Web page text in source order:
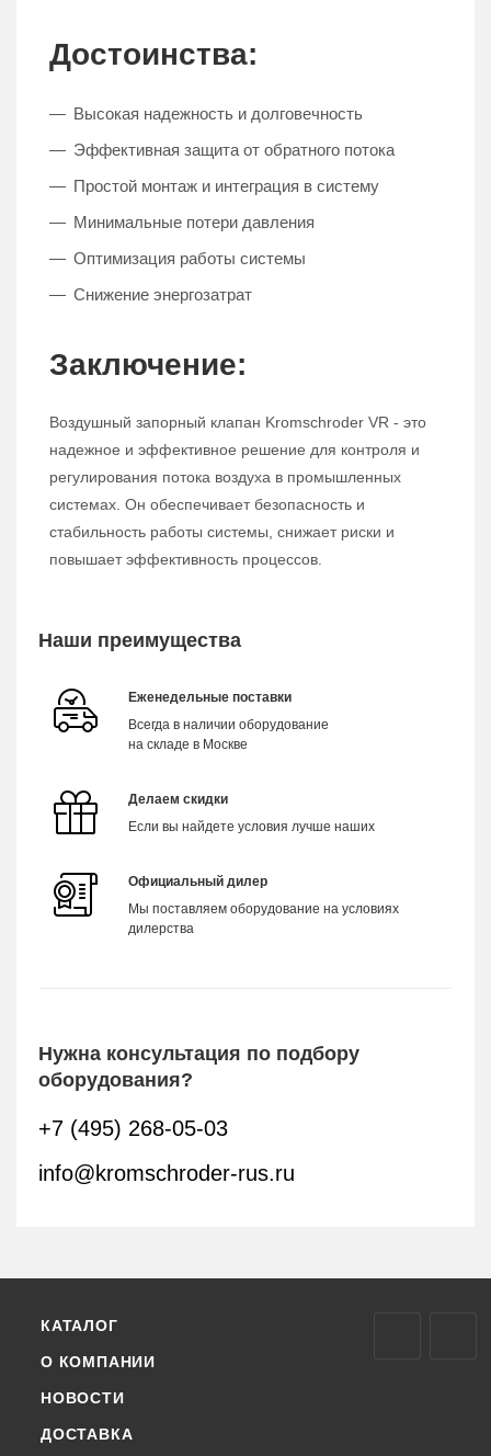
Достоинства:
Высокая надежность и долговечность
Эффективная защита от обратного потока
Простой монтаж и интеграция в систему
Минимальные потери давления
Оптимизация работы системы
Снижение энергозатрат
Заключение:
Воздушный запорный клапан Kromschroder VR - это
надежное и эффективное решение для контроля и
регулирования потока воздуха в промышленных
системах. Он обеспечивает безопасность и
стабильность работы системы, снижает риски и
повышает эффективность процессов.
Наши преимущества
Еженедельные поставки
Всегда в наличии оборудование
на складе в Москве
Делаем скидки
Если вы найдете условия лучше наших
Официальный дилер
Мы поставляем оборудование на условиях
дилерства
Нужна консультация по подбору
оборудования?
+7 (495) 268-05-03
info@kromschroder-rus.ru
КАТАЛОГ
О КОМПАНИИ
НОВОСТИ
ДОСТАВКА